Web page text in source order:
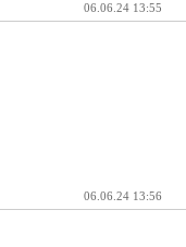
06.06.24 13:55
06.06.24 13:56